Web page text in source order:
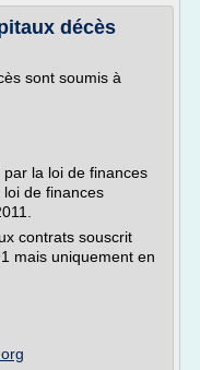
décès
sont soumis à
la loi de finances
de finances
contrats souscrit
mais uniquement en